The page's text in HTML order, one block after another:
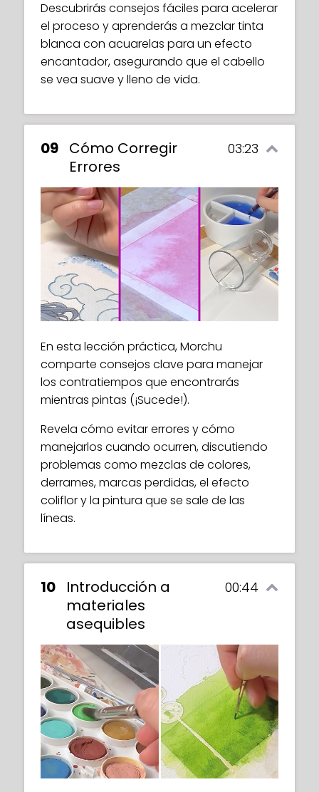
método seco sobre seco y tinta blanca,
para un toque de brillo.
transparente.
Recibirás consejos útiles como cómo
mantener la pintura fluyendo suavemente
para evitar que se seque a mitad del
pintura a diferentes tipos de tela.
Descubrirás consejos fáciles para acelerar
el proceso y aprenderás a mezclar tinta
blanca con acuarelas para un efecto
encantador, asegurando que el cabello
se vea suave y lleno de vida.
09 Cómo Corregir
Errores
03:23
En esta lección práctica, Morchu
comparte consejos clave para manejar
los contratiempos que encontrarás
mientras pintas (¡Sucede!).
Revela cómo evitar errores y cómo
manejarlos cuando ocurren, discutiendo
problemas como mezclas de colores,
derrames, marcas perdidas, el efecto
coliflor y la pintura que se sale de las
líneas.
10
Introducción a
materiales
asequibles
00:44